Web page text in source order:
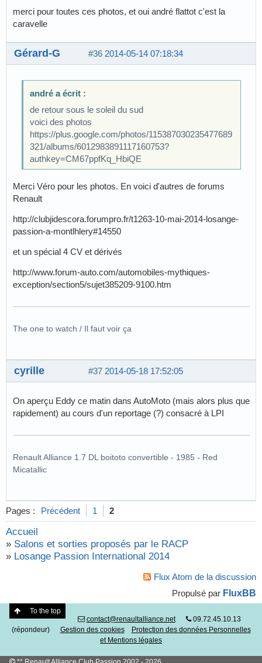
merci pour toutes ces photos, et oui andré flattot c'est la
caravelle
#36 2014-05-14 07:18:34
Gérard-G
andré a écrit :
de retour sous le soleil du sud
voici des photos
https://plus.google.com/photos/115387030235477689
321/albums/6012983891117160753?
authkey=CM67ppfKq_HbiQE
Merci Véro pour les photos. En voici d'autres de forums
Renault
http://clubjidescora.forumpro.fr/t1263-10-mai-2014-losange-
passion-a-montlhlery#14550
et un spécial 4 CV et dérivés
http://www.forum-auto.com/automobiles-mythiques-
exception/section5/sujet385209-9100.htm
The one to watch / Il faut voir ça
#37 2014-05-18 17:52:05
cyrille
On aperçu Eddy ce matin dans AutoMoto (mais alors plus que
rapidement) au cours d'un reportage (?) consacré à LPI
Renault Alliance 1.7 DL boitoto convertible - 1985 - Red
Micatallic
Pages : Précédent 1 2
Accueil
» Salons et sorties proposés par le RACP
» Losange Passion International 2014
Flux Atom de la discussion
Propulsé par FluxBB
To the top
contact@renaultalliance.net
09.72.45.10.13
(répondeur) Gestion des cookies
Protection des données Personnelles
et Mentions légales